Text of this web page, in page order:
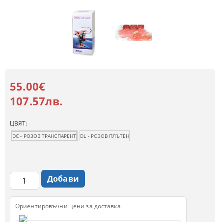
55.00€
107.57лв.
ЦВЯТ:
DC - РОЗОВ ТРАНСПАРЕНТ DL - РОЗОВ ПЛЪТЕН
Ориентировъчни цени за доставка